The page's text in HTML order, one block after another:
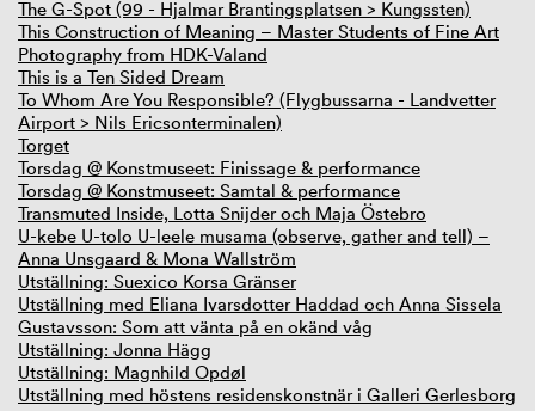
The G-Spot (99 - Hjalmar Brantingsplatsen > Kungssten)
This Construction of Meaning – Master Students of Fine Art
Photography from HDK-Valand
This is a Ten Sided Dream
To Whom Are You Responsible? (Flygbussarna - Landvetter
Airport > Nils Ericsonterminalen)
Torget
Torsdag @ Konstmuseet: Finissage & performance
Torsdag @ Konstmuseet: Samtal & performance
Transmuted Inside, Lotta Snijder och Maja Östebro
U-kebe U-tolo U-leele musama (observe, gather and tell) –
Anna Unsgaard & Mona Wallström
Utställning: Suexico Korsa Gränser
Utställning med Eliana Ivarsdotter Haddad och Anna Sissela
Gustavsson: Som att vänta på en okänd våg
Utställning: Jonna Hägg
Utställning: Magnhild Opdøl
Utställning med höstens residenskonstnär i Galleri Gerlesborg